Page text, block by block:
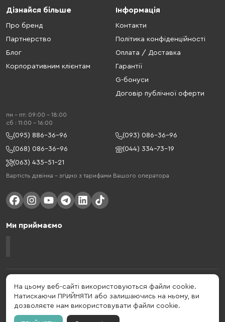
Дізнайся більше
Про бренд
Партнерство
Блог
Корпоративним клієнтам
Інформація
Контакти
Політика конфіденційності
Оплата / Доставка
Гарантії
G-бонуси
Договір публічної оферти
пн - пт: 09:00 - 18:00
cб : 11:00 - 16:00
(095) 886-36-96
(093) 086-36-96
(068) 086-36-96
(044) 334-73-19
(063) 435-51-21
Вартість дзвінка – згідно з тарифами Вашого оператора
Ми приймаємо
Gelius - український бренд, який активно розвивається у сфері смарт
гаджетів та мобільних аксесуарів. Бренд заснований в 2013 році. Gelius
- це набагато більше ніж просто бренд, це стиль життя, який об'єднує в
собі драйв, радість, швидкість, новації і практичність.
На цьому веб-сайті використовуються файли cookie.
Натискаючи ПРИЙНЯТИ або залишаючись на ньому, ви
дозволяєте нам використовувати файли cookie.